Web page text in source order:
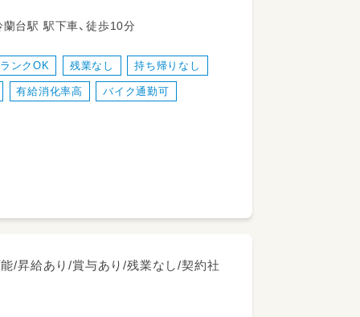
お願いします。
間程度／仕事と家庭の両立◎
んか？
2－2－3 有馬線 北鈴蘭台駅 駅下車、徒歩10分
ンクOK 残業なし 持ち帰りなし
有給消化率高 バイク通勤可
/昇給あり/賞与あり/残業なし/契約社